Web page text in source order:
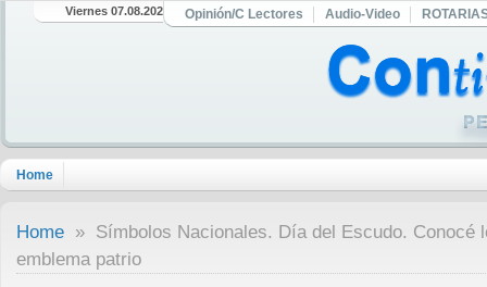
Viernes 07.08.2026 Opinión/C Lectores Audio-Video
Home
Home » Símbolos Nacionales. Día del Escudo. Conocé
emblema patrio